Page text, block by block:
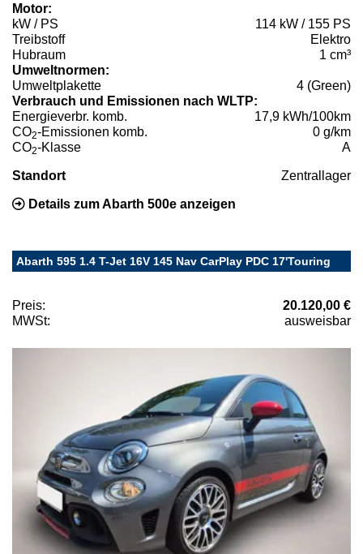
Motor:
kW / PS
114 kW / 155 PS
Treibstoff
Elektro
Hubraum
1 cm³
Umweltnormen:
Umweltplakette
4 (Green)
Verbrauch und Emissionen nach WLTP:
Energieverbr. komb.
17,9 kWh/100km
CO2-Emissionen komb.
0 g/km
CO2-Klasse A
Standort Zentrallager
Details zum Abarth 500e anzeigen
Abarth 595 1.4 T-Jet 16V 145 Nav CarPlay PDC 17'Touring
Preis:
20.120,00 €
MWSt:
ausweisbar